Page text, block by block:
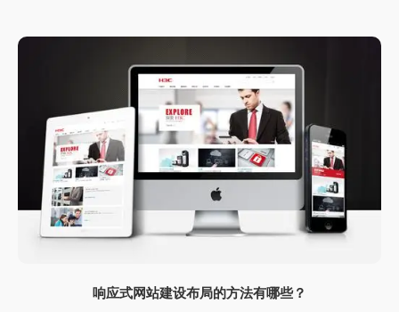
响应式网站建设布局的方法有哪些？